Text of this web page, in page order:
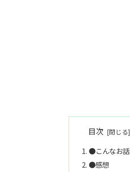
目次
●こんなお話
●感想